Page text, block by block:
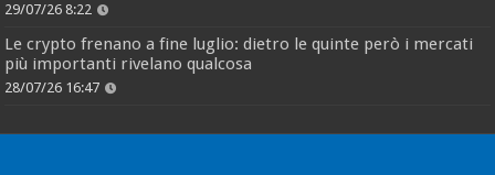
29/07/26 8:22
Le crypto frenano a fine luglio: dietro le quinte però i mercati
più importanti rivelano qualcosa
28/07/26 16:47